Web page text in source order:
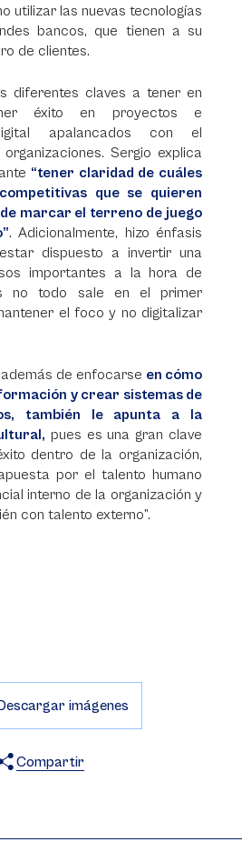
utilizar las nuevas tecnologías
bancos, que tienen a su
de clientes.
diferentes claves a tener en
éxito en proyectos e
apalancados con el
Sergio explica
“tener claridad de cuáles
que se quieren
marcar el terreno de juego
. Adicionalmente, hizo énfasis
dispuesto a invertir una
importantes a la hora de
no todo sale en el primer
el foco y no digitalizar
además de enfocarse en cómo
y crear sistemas de
también le apunta a la
pues es una gran clave
dentro de la organización,
por el talento humano
interno de la organización y
con talento externo”.
imágenes
Compartir